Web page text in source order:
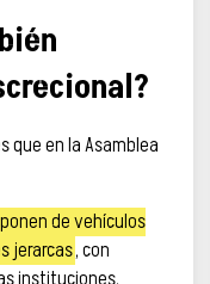
que en la Asamblea
de vehículos
jerarcas, con